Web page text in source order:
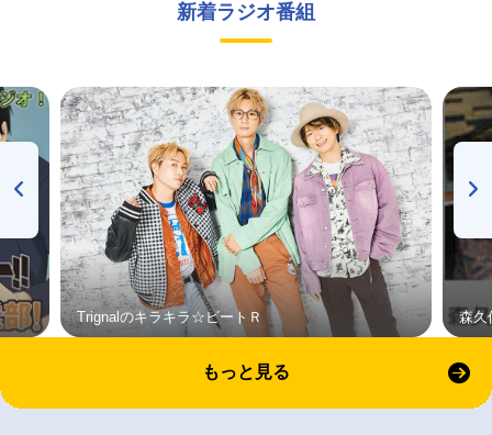
新着ラジオ番組
Trignalのキラキラ☆ビートＲ 森久
もっと見る